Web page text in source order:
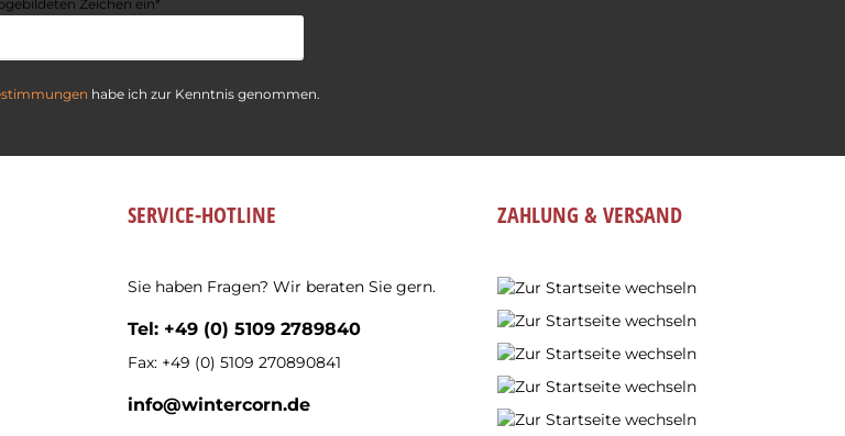
Zeichen ein*
habe ich zur Kenntnis genommen.
SERVICE-HOTLINE
Sie haben Fragen? Wir beraten Sie gern.
Tel: +49 (0) 5109 2789840
Fax: +49 (0) 5109 270890841
info@wintercorn.de
ZAHLUNG & VERSAND